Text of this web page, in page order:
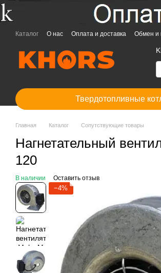
Перейти к основному контенту
Каталог О нас Оплата и доставка Обмен и
Твердотопливные
Главная Каталог Сопутствующие товары
Нагнетательный
120
В наличии Оставить отзыв
−4%